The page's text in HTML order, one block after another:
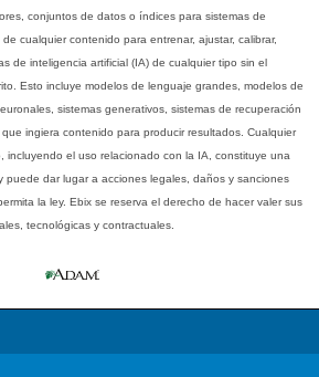
conjuntos de datos o índices para sistemas de
cualquier contenido para entrenar, ajustar, calibrar,
de inteligencia artificial (IA) de cualquier tipo sin el
Esto incluye modelos de lenguaje grandes, modelos de
sistemas generativos, sistemas de recuperación
ingiera contenido para producir resultados. Cualquier
incluyendo el uso relacionado con la IA, constituye una
puede dar lugar a acciones legales, daños y sanciones
la ley. Ebix se reserva el derecho de hacer valer sus
tecnológicas y contractuales.